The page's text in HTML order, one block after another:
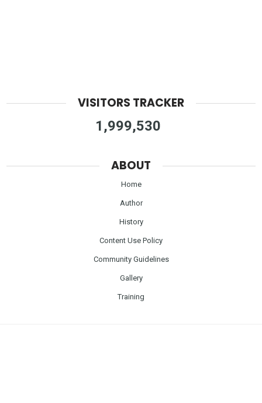
VISITORS TRACKER
1,999,530
ABOUT
Home
Author
History
Content Use Policy
Community Guidelines
Gallery
Training